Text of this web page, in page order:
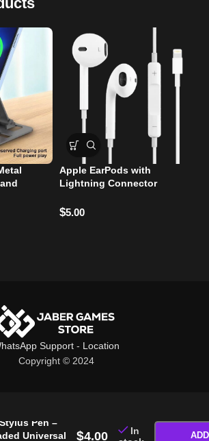
Apple EarPods with
Lightning Connector
$5.00
Support - Location
Copyright © 2024
Pen –
Universal
$4.00
In